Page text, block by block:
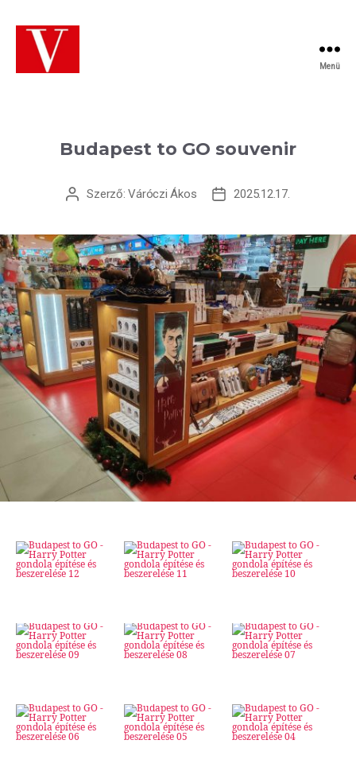
Menü
Budapest to GO souvenir
Bejegyzés
Szerző:Váróczi Ákos
Bejegyzés
2025.12.17.